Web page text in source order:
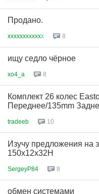
Продано.
xxxxxxxxxxxх 8
ищу седло чёрное
xo4_a 8
Комплект 26 колес
Переднее/135mm
tradeeb 10
Изучу предложения на
150х12х32Н
SergeyP84 8
обмен системами